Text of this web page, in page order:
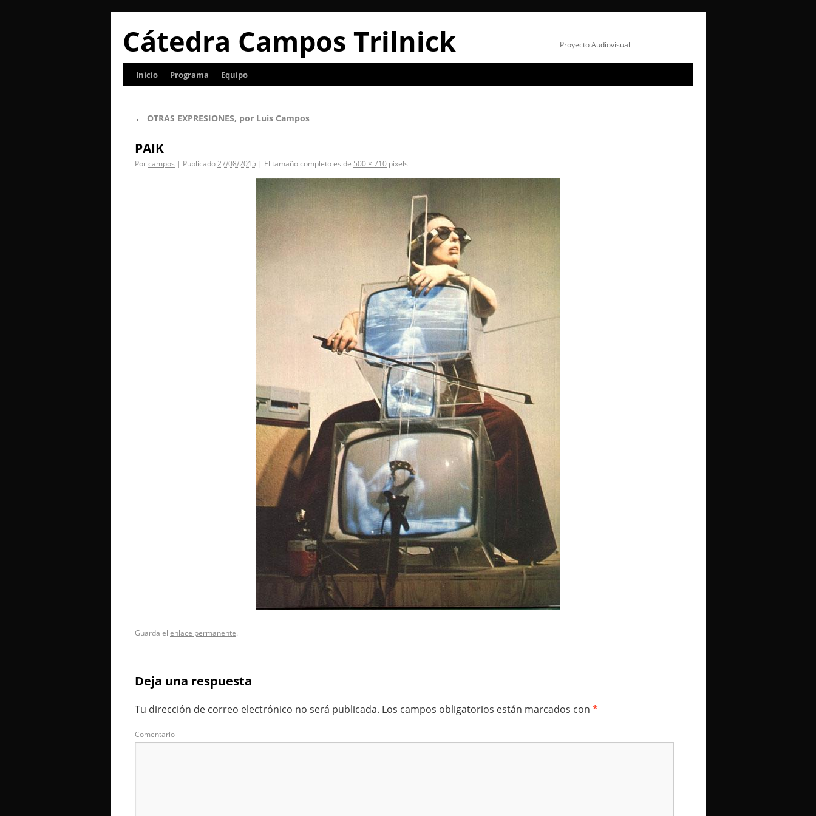
Cátedra Campos Trilnick Proyecto Audiovisual
Inicio Programa Equipo
← OTRAS EXPRESIONES, por Luis Campos
PAIK
Porcampos | Publicado27/08/2015 | El tamaño completo es de 500 × 710 pixels
Guarda el enlace permanente.
Deja una respuesta
Tu dirección de correo electrónico no será publicada. Los campos obligatorios están marcados con *
Comentario